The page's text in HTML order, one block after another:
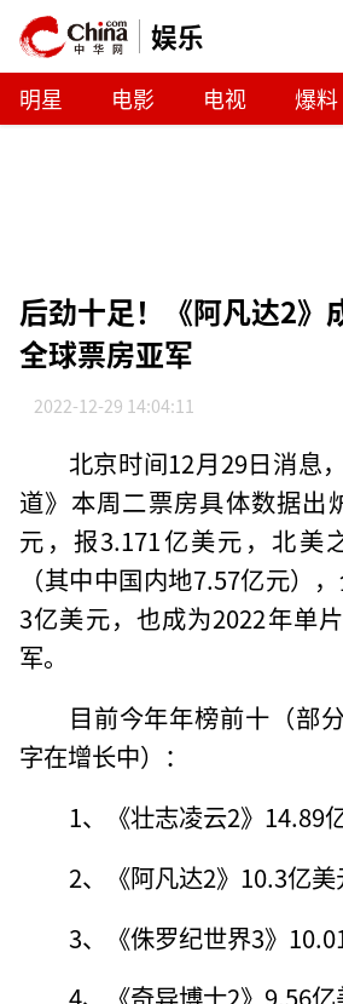
娱乐
明星 电影 电视 爆料
后劲十足！《阿凡达2》
全球票房亚军
2022-12-29 14:04:11
北京时间12月29日消息
道》本周二票房具体数据出
元，报3.171亿美元，北美
（其中中国内地7.57亿元）
3亿美元，也成为2022年单
军。
目前今年年榜前十（部
字在增长中）：
1、《壮志凌云2》14.89
2、《阿凡达2》10.3亿美
3、《侏罗纪世界3》